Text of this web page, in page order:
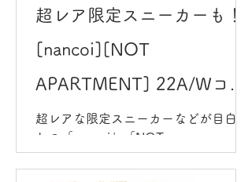
超レア限定スニーカーも！
[nancoi][NOT
APARTMENT] 22A/Wコレ
クションがLONG TABLEに
て2日限定開催
超レアな限定スニーカーなどが目白押
しの「nancoi」「NOT
APARTMENT」22A/Wコレクション